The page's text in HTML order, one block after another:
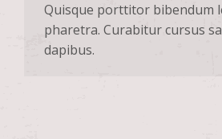
Quisque porttitor bibendum
pharetra. Curabitur cursus
dapibus.